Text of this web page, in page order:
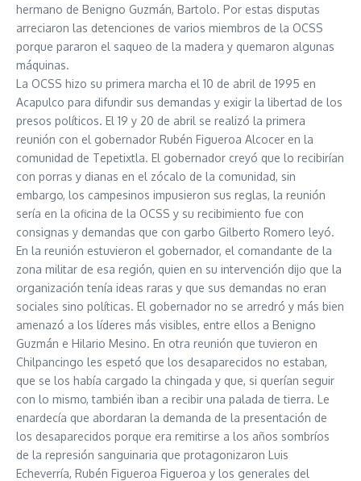
hermano de Benigno Guzmán, Bartolo. Por estas disputas
arreciaron las detenciones de varios miembros de la OCSS
porque pararon el saqueo de la madera y quemaron algunas
máquinas.
La OCSS hizo su primera marcha el 10 de abril de 1995 en
Acapulco para difundir sus demandas y exigir la libertad de los
presos políticos. El 19 y 20 de abril se realizó la primera
reunión con el gobernador Rubén Figueroa Alcocer en la
comunidad de Tepetixtla. El gobernador creyó que lo recibirían
con porras y dianas en el zócalo de la comunidad, sin
embargo, los campesinos impusieron sus reglas, la reunión
sería en la oficina de la OCSS y su recibimiento fue con
consignas y demandas que con garbo Gilberto Romero leyó.
En la reunión estuvieron el gobernador, el comandante de la
zona militar de esa región, quien en su intervención dijo que la
organización tenía ideas raras y que sus demandas no eran
sociales sino políticas. El gobernador no se arredró y más bien
amenazó a los líderes más visibles, entre ellos a Benigno
Guzmán e Hilario Mesino. En otra reunión que tuvieron en
Chilpancingo les espetó que los desaparecidos no estaban,
que se los había cargado la chingada y que, si querían seguir
con lo mismo, también iban a recibir una palada de tierra. Le
enardecía que abordaran la demanda de la presentación de
los desaparecidos porque era remitirse a los años sombríos
de la represión sanguinaria que protagonizaron Luis
Echeverría, Rubén Figueroa Figueroa y los generales del